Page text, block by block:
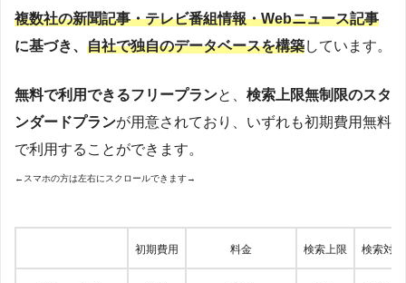
複数社の新聞記事・テレビ番組情報・Webニュース記事
に基づき、 自社で独自のデータベースを構築しています。
無料で利用できるフリープランと、 検索上限無制限のスタ
ンダードプランが用意されており、いずれも初期費用無料
で利用することができます。
←スマホの方は左右にスクロールできます→
初期費用 料金 検索上限 検索対象